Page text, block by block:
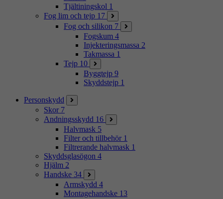
Tjältiningskol 1
Fog lim och tejp 17
Fog och silikon 7
Fogskum 4
Injekteringsmassa 2
Takmassa 1
Tejp 10
Byggtejp 9
Skyddstejp 1
Personskydd
Skor 7
Andningsskydd 16
Halvmask 5
Filter och tillbehör 1
Filtrerande halvmask 1
Skyddsglasögon 4
Hjälm 2
Handske 34
Armskydd 4
Montagehandske 13